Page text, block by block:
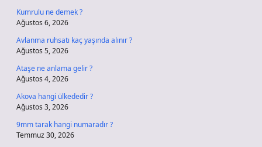
Kumrulu ne demek ?
Ağustos 6, 2026
Avlanma ruhsatı kaç yaşında alınır ?
Ağustos 5, 2026
Ataşe ne anlama gelir ?
Ağustos 4, 2026
Akova hangi ülkededir ?
Ağustos 3, 2026
9mm tarak hangi numaradır ?
Temmuz 30, 2026